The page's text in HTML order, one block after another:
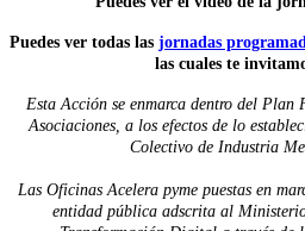
Puedes ver todas las jornadas
las cuales te
Esta Acción se enmarca dentro del
Asociaciones, a los efectos de lo
Colectivo de Industria
Las Oficinas Acelera pyme puestas en
entidad pública adscrita al